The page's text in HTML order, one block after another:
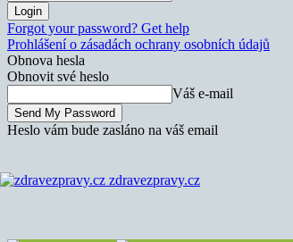
Forgot your password? Get help
Prohlášení o zásadách ochrany osobních údajů
Obnova hesla
Obnovit své heslo
Váš e-mail
Heslo vám bude zasláno na váš email
zdravezpravy.cz